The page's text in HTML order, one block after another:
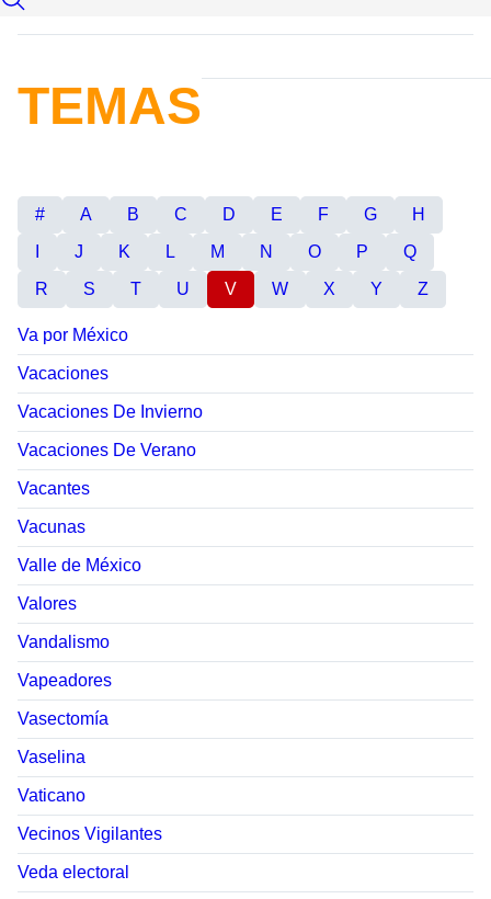
TEMAS
# A B C D E F G
H
J K L M N O P
Q
R
S T U V W X Y Z
Va por México
Vacaciones
Vacaciones De Invierno
Vacaciones De Verano
Vacantes
Vacunas
Valle de México
Valores
Vandalismo
Vapeadores
Vasectomía
Vaselina
Vaticano
Vecinos Vigilantes
Veda electoral